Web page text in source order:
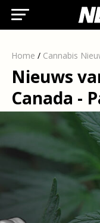
Home / Cannabis
Nieuws
Canada -